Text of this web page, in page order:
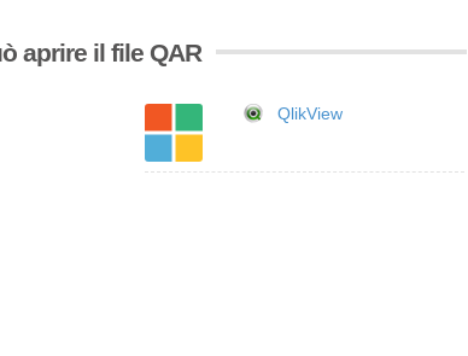
aprire il file QAR
QlikView